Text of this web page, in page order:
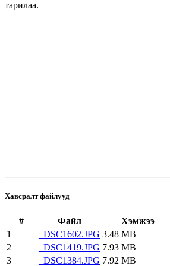
тарилаа.
Хавсралт файлууд
# Файл Хэмжээ
1
_DSC1602.JPG 3.48 MB
2
_DSC1419.JPG 7.93 MB
3
_DSC1384.JPG 7.92 MB